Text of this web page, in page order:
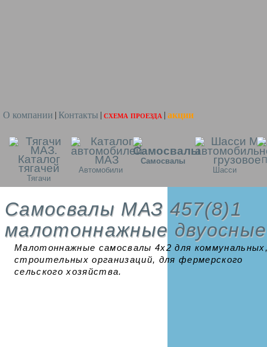
О компании Контакты схема проезда акции
Тягачи
Автомобили
Самосвалы
Шасси
Самосвалы МАЗ 457(8)1
малотоннажные двуосные
Малотоннажные самосвалы 4х2 для
строительных организаций, для фермерского
сельского хозяйства.